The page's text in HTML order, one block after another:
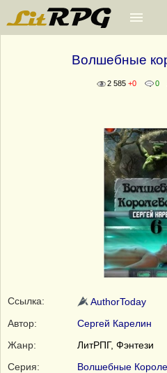
Волшебные
2 585 +0 0
Ссылка:
AuthorToday
Автор:
Сергей Карелин
Жанр:
ЛитРПГ, Фэнтези
Серия:
Волшебные